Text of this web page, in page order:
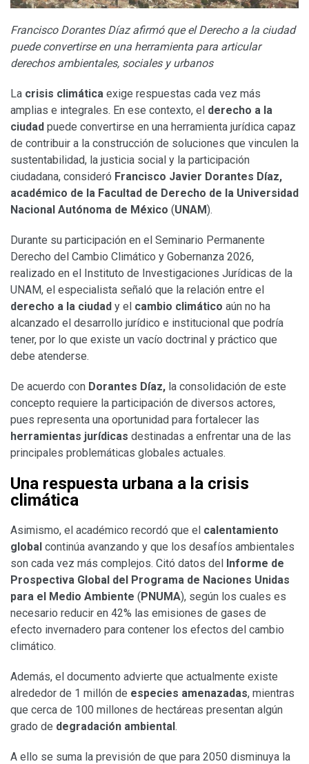
Francisco Dorantes Díaz afirmó que el Derecho a la ciudad
puede convertirse en una herramienta para articular
derechos ambientales, sociales y urbanos
La crisis climática exige respuestas cada vez más
amplias e integrales. En ese contexto, el derecho a la
ciudad puede convertirse en una herramienta jurídica capaz
de contribuir a la construcción de soluciones que vinculen la
sustentabilidad, la justicia social y la participación
ciudadana, consideró Francisco Javier Dorantes Díaz,
académico de la Facultad de Derecho de la Universidad
Nacional Autónoma de México (UNAM).
Durante su participación en el Seminario Permanente
Derecho del Cambio Climático y Gobernanza 2026,
realizado en el Instituto de Investigaciones Jurídicas de la
UNAM, el especialista señaló que la relación entre el
derecho a la ciudad y el cambio climático aún no ha
alcanzado el desarrollo jurídico e institucional que podría
tener, por lo que existe un vacío doctrinal y práctico que
debe atenderse.
De acuerdo con Dorantes Díaz, la consolidación de este
concepto requiere la participación de diversos actores,
pues representa una oportunidad para fortalecer las
herramientas jurídicas destinadas a enfrentar una de las
principales problemáticas globales actuales.
Una respuesta urbana a la crisis
climática
Asimismo, el académico recordó que el calentamiento
global continúa avanzando y que los desafíos ambientales
son cada vez más complejos. Citó datos del Informe de
Prospectiva Global del Programa de Naciones Unidas
para el Medio Ambiente (PNUMA), según los cuales es
necesario reducir en 42% las emisiones de gases de
efecto invernadero para contener los efectos del cambio
climático.
Además, el documento advierte que actualmente existe
alrededor de 1 millón de especies amenazadas, mientras
que cerca de 100 millones de hectáreas presentan algún
grado de degradación ambiental.
A ello se suma la previsión de que para 2050 disminuya la